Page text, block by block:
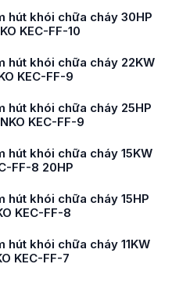
hút khói chữa cháy 30HP
KEC-FF-10
hút khói chữa cháy 22KW
KEC-FF-9
hút khói chữa cháy 25HP
KEC-FF-9
hút khói chữa cháy 15KW
FF-8 20HP
hút khói chữa cháy 15HP
KEC-FF-8
hút khói chữa cháy 11KW
KEC-FF-7